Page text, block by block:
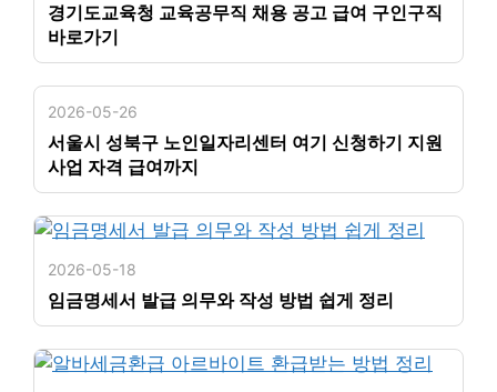
경기도교육청 교육공무직 채용 공고 급여 구인구직
바로가기
2026-05-26
서울시 성북구 노인일자리센터 여기 신청하기 지원
사업 자격 급여까지
2026-05-18
임금명세서 발급 의무와 작성 방법 쉽게 정리